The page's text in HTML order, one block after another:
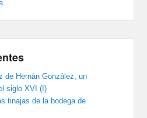
de Hernán González, un
siglo XVI (I)
tinajas de la bodega de